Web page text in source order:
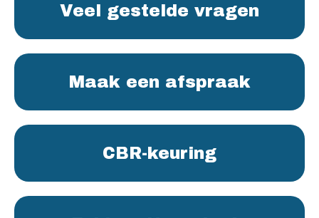
Veel gestelde vragen
Maak een afspraak
CBR-keuring